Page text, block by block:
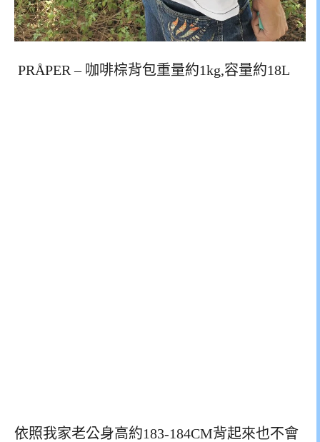
PRÅPER – 咖啡棕背包重量約1kg,容量約18L
依照我家老公身高約183-184CM背起來也不會